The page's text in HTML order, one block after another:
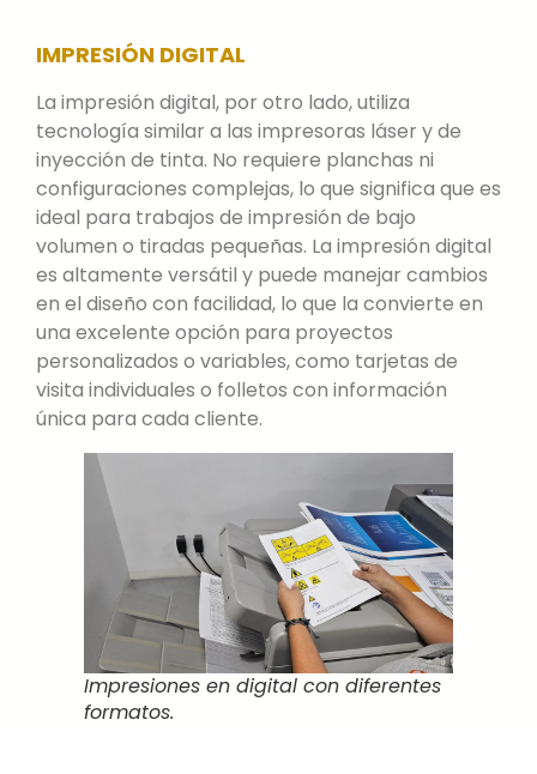
IMPRESIÓN DIGITAL
La impresión digital, por otro lado, utiliza
tecnología similar a las impresoras láser y de
inyección de tinta. No requiere planchas ni
configuraciones complejas, lo que significa que es
ideal para trabajos de impresión de bajo
volumen o tiradas pequeñas. La impresión digital
es altamente versátil y puede manejar cambios
en el diseño con facilidad, lo que la convierte en
una excelente opción para proyectos
personalizados o variables, como tarjetas de
visita individuales o folletos con información
única para cada cliente.
Impresiones en digital con diferentes
formatos.